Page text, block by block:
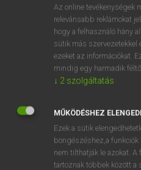
Afrikander
Afro-American
Afro-Asian
Az online tevékenységek
relevánsabb reklámokat
hogy a felhasználó hány
sütik más
ezeket az információkat.
mindig egy harmadik
↓ 2 szolgáltatás
MŰKÖDÉSHEZ
Ezek a sütik
böngészéshez,a
nem tilthatják le azokat.
tartoznak többek között a